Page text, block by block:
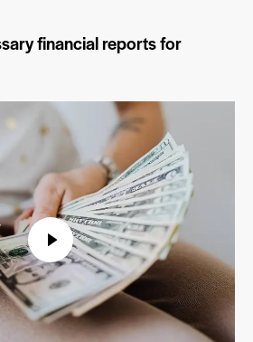
financial reports for